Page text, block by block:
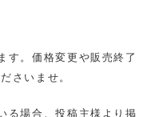
す。価格変更や販売終了
さいませ。
る場合、投稿主様より掲